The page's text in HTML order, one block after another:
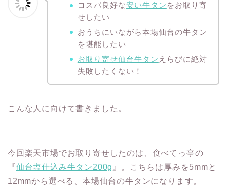
コスパ良好な安い牛タン をお取り寄
せしたい
おうちにいながら本場仙台の牛タン
を堪能したい
お取り寄せ仙台牛タン えらびに絶対
失敗したくない！
こんな人に向けて書きました。
今回楽天市場でお取り寄せしたのは、食べてっ亭の
『仙台塩仕込み牛タン200g 』。こちらは厚みを5mmと
12mmから選べる、本場仙台の牛タンになります。